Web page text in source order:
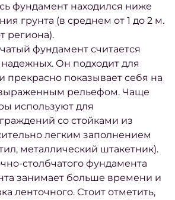
фундамент находился ниже
грунта (в среднем от 1 до 2 м.
региона).
фундамент считается
Он подходит для
и прекрасно показывает себя на
выраженным рельефом. Чаще
используют для
со стойками из
легким заполнением
металлический штакетник).
столбчатого фундамента
занимает больше времени и
ленточного. Стоит отметить,